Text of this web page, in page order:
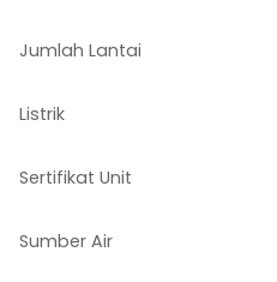
Jumlah Lantai
Listrik
Sertifikat Unit
Sumber Air